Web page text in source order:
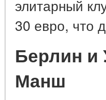
элитарный
30 евро, что
Берлин и
Манш